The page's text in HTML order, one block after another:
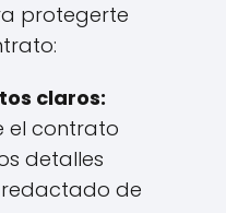
protegerte
claros:
el contrato
detalles
redactado de